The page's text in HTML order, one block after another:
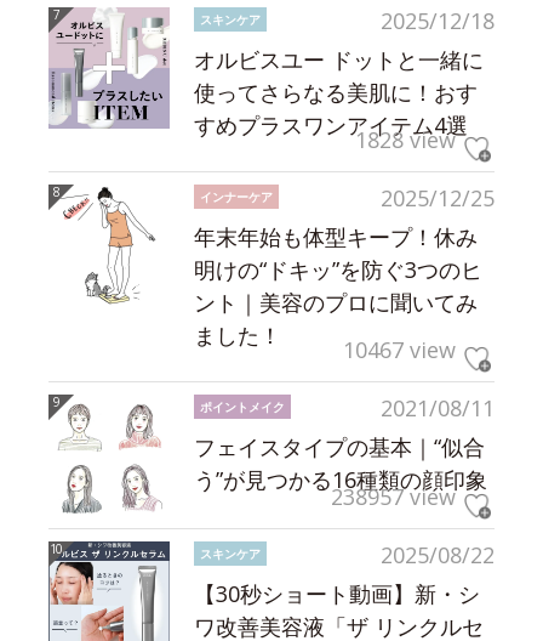
2025/12/18
スキンケア
オルビスユー ドットと一緒に
使ってさらなる美肌に！おす
すめプラスワンアイテム4選
1828 view
2025/12/25
インナーケア
年末年始も体型キープ！休み
明けの“ドキッ”を防ぐ3つのヒ
ント｜美容のプロに聞いてみ
ました！
10467 view
2021/08/11
ポイントメイク
フェイスタイプの基本｜“似合
う”が見つかる16種類の顔印象
238957 view
2025/08/22
スキンケア
【30秒ショート動画】新・シ
ワ改善美容液「ザ リンクルセ